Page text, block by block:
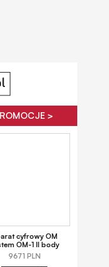
>
cyfrowy OM
OM-1 II body
9671 PLN